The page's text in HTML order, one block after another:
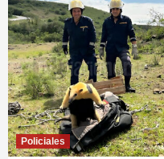
Policiales